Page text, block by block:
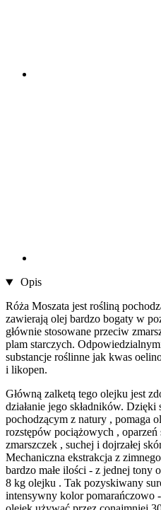
Opis
Róża Moszata jest rośliną
zawierają olej bardzo bogaty w
głównie stosowane przeciw
plam starczych.
substancje roślinne jak kwas
i likopen.
Główną zalketą tego olejku jest
działanie jego składników. Dzięki
pochodzącym z natury , pomaga
rozstępów pociążowych , oparzeń
zmarszczek , suchej i dojrzałej
Mechaniczna ekstrakcja z
bardzo małe ilości - z jednej
8 kg olejku . Tak pozyskiwany
intensywny kolor pomarańczowo